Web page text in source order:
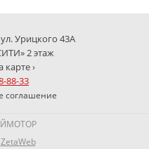
Урицкого 43А
2 этаж
карте ›
88-33
соглашение
ZetaWeb